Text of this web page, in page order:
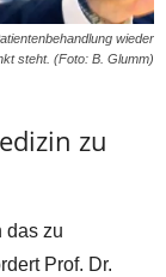
wieder
steht. (Foto: B. Glumm)
zu
das zu
Prof. Dr.